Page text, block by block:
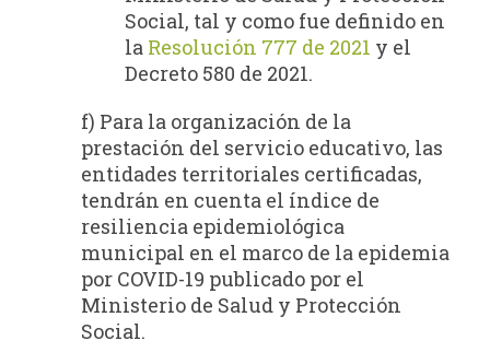
Social, tal y como fue definido en
la Resolución 777 de 2021 y el
Decreto 580 de 2021.
f) Para la organización de la
prestación del servicio educativo, las
entidades territoriales certificadas,
tendrán en cuenta el índice de
resiliencia epidemiológica
municipal en el marco de la epidemia
por COVID-19 publicado por el
Ministerio de Salud y Protección
Social.